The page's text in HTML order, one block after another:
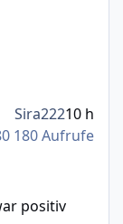
180 Aufrufe
Sira22210 h
positiv